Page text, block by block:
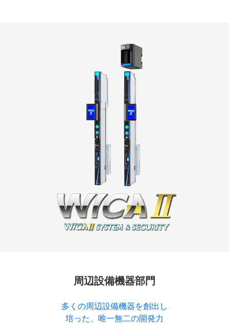
周辺設備機器部門
多くの周辺設備機器を創出し
培った、唯一無二の開発力